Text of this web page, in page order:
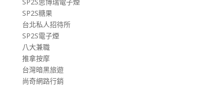
SP2S糖果
台北私人招待所
SP2S電子煙
八大兼職
推拿按摩
台灣暗黑旅遊
尚奇網路行銷